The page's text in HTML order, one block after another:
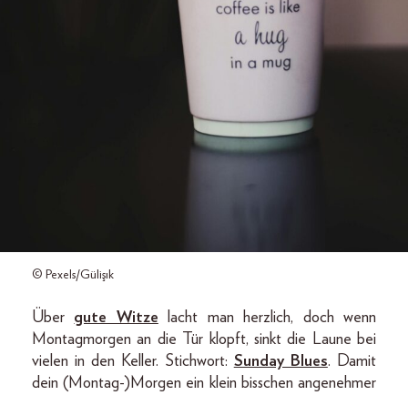
© Pexels/Gülişık
Über gute Witze lacht man herzlich, doch wenn
Montagmorgen an die Tür klopft, sinkt die Laune bei
vielen in den Keller. Stichwort: Sunday Blues. Damit
dein (Montag-)Morgen ein klein bisschen angenehmer